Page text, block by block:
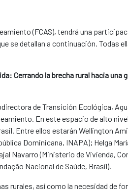
(FCAS), tendrá una
se detallan a continuación. Todas
Cerrando la brecha rural hacia una
de Transición Ecológica,
En este espacio de alto
Entre ellos estarán Wellington
Dominicana, INAPA); Helga
Navarro (Ministerio de Vivienda,
Nacional de Saúde, Brasil).
rurales, así como la necesidad de